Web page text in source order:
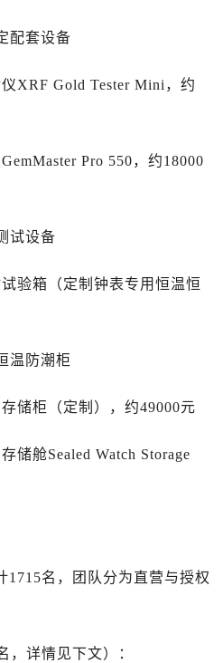
配套设备
仪XRF Gold Tester Mini，约
Pro 550，约18000
试设备
验箱（定制钟表专用恒温恒
温防潮柜
储柜（定制），约49000元
储舱Sealed Watch Storage
1715名，团队分为直营与授权
，详情见下文）：